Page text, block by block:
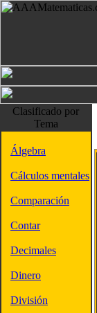
Clasificado por
Tema
Álgebra
Cálculos mentales
Comparación
Contar
Decimales
Dinero
División